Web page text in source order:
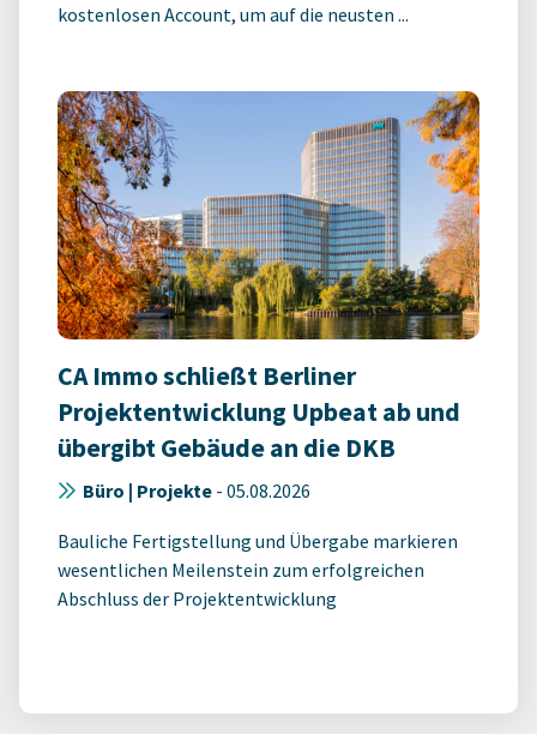
kostenlosen Account, um auf die neusten ...
CA Immo schließt Berliner
Projektentwicklung Upbeat ab und
übergibt Gebäude an die DKB
Büro | Projekte - 05.08.2026
Bauliche Fertigstellung und Übergabe markieren
wesentlichen Meilenstein zum erfolgreichen
Abschluss der Projektentwicklung